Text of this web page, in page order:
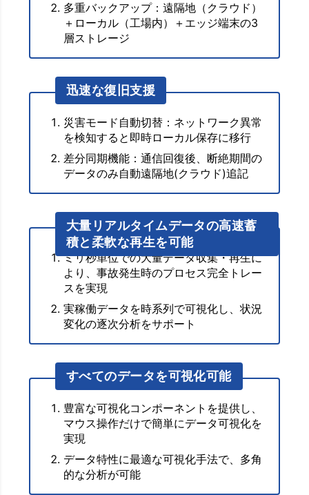
多重バックアップ：遠隔地（クラウド）
＋ローカル（工場内）＋エッジ端末の3
層ストレージ
迅速な復旧支援
災害モード自動切替：ネットワーク異常
を検知すると即時ローカル保存に移行
差分同期機能：通信回復後、断絶期間の
データのみ自動遠隔地(クラウド)追記
大量リアルタイムデータの高速蓄
積と柔軟な再生を可能
ミリ秒単位での大量データ収集・再生に
より、事故発生時のプロセス完全トレー
スを実現
実稼働データを時系列で可視化し、状況
変化の逐次分析をサポート
すべてのデータを可視化可能
豊富な可視化コンポーネントを提供し、
マウス操作だけで簡単にデータ可視化を
実現
データ特性に最適な可視化手法で、多角
的な分析が可能